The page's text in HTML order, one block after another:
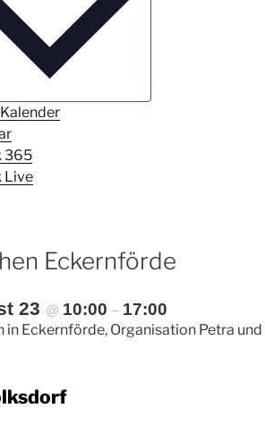
365
Live
Eckernförde
23 @ 10:00 – 17:00
in Eckernförde, Organisation Petra